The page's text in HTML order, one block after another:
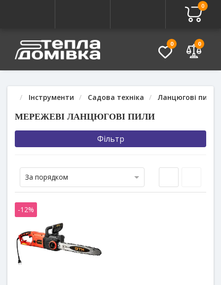
0
0 0
Інструменти Садова техніка Ланцюгові пили
МЕРЕЖЕВІ ЛАНЦЮГОВІ ПИЛИ
Фільтр
За порядком
-12%